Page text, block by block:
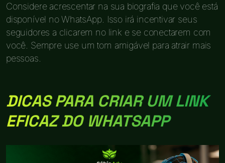
Considere acrescentar na sua biografia que você está
disponível no WhatsApp. Isso irá incentivar seus
seguidores a clicarem no link e se conectarem com
você. Sempre use um tom amigável para atrair mais
pessoas.
DICAS PARA CRIAR UM LINK
EFICAZ DO WHATSAPP